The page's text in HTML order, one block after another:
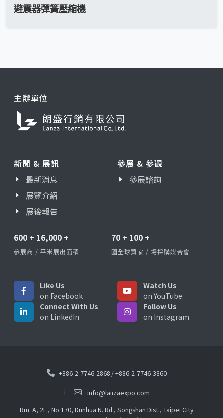
避震器彈簧壓縮機
主辦單位
新聞 & 展訊
最新消息
展覽介紹
展後報告
參展 & 參觀
參展諮詢
600 + 16,000 +
參展商 / 平米展出面積
70 + 100 +
國全球買家 / 場採購媒合會
Like Us
on Facebook
Watch Us
on YouTube
Connect With Us
on LinkedIn
Follow Us
on Instagram
+886-2-7746-2868 /+886-2-7746-3860
info@lanzaexpo.com
Rm. A, 2F., No.170, Dunhua N. Rd., Songshan Dist., Taipei City